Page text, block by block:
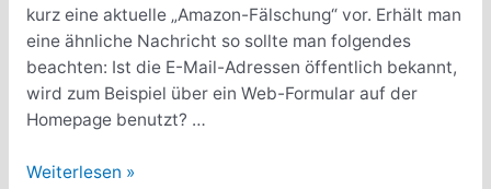
kurz eine aktuelle „Amazon-Fälschung“ vor. Erhält man
eine ähnliche Nachricht so sollte man folgendes
beachten: Ist die E-Mail-Adressen öffentlich bekannt,
wird zum Beispiel über ein Web-Formular auf der
Homepage benutzt? …
Vorsicht
Weiterlesen »